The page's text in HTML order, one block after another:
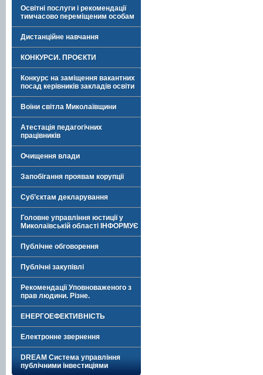
Освітні послуги і рекомендації
тимчасово переміщеним особам
Дистанційне навчання
КОНКУРСИ. ПРОЄКТИ
Конкурс на заміщення вакантних
посад керівників закладів освіти
Воїни світла Миколаївщини
Атестація педагогічних
працівників
Очищення влади
Запобігання проявам корупції
Суб’єктам декларування
Головне управління юстиції у
Миколаївській області ІНФОРМУЄ
Публічне обговорення
Публічні закупівлі
Рекомендації Уповноваженого з
прав людини. Різне.
ЕНЕРГОЕФЕКТИВНІСТЬ
Електронне звернення
DREAM Система управління
публічними інвестиціями